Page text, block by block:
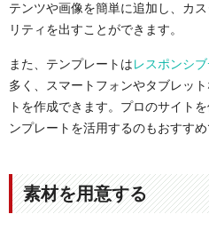
テンツや画像を簡単に追加し、カ
リティを出すことができます。
また、テンプレートはレスポンシ
多く、スマートフォンやタブレッ
トを作成できます。プロのサイト
ンプレートを活用するのもおすすめ
素材を用意する